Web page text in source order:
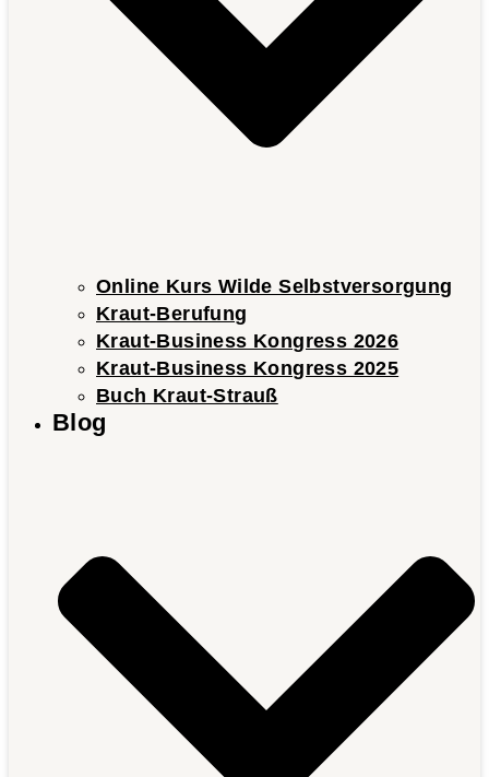
Online Kurs Wilde Selbstversorgung
Kraut-Berufung
Kraut-Business Kongress 2026
Kraut-Business Kongress 2025
Buch Kraut-Strauß
Blog